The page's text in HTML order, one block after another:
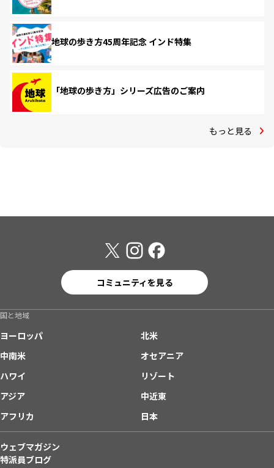
地球の歩き方45周年記念 インド特集
「地球の歩き方」シリーズ広告のご案内
もっと見る
コミュニティを見る
国と地域
ヨーロッパ
北米
中南米
オセアニア
ハワイ
リゾート
アジア
中近東
アフリカ
日本
ウェブマガジン
特派員ブログ